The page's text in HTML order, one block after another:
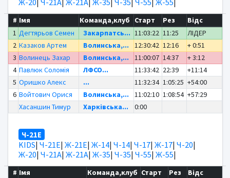
# Імя Команда,клуб Старт Рез
Відс
1 Дегтярьов Семен Закарпатсь... 11:03:22 11:25
ЛІДЕР
2 Казаков Артем Волинська,... 12:30:42 12:16
+ 0:51
3 Волинець Захар Волинська,... 11:00:07 14:37
+ 3:12
4 Павлюк Соломія ЛФСО... 11:33:42 22:39
+11:14
5 Оришко Алекс ... 11:32:34 1:05:25 +54:00
6 Войтович Орися Волинська,... 11:02:10 1:08:54 +57:29
Хасаншин Тимур
Харківська... 0:00
Ч-21Е
KIDS| Ч-21Е| Ж-21Е| Ж-14| Ч-14| Ч-17| Ж-17| Ч-20|
Ж-20| Ч-21А| Ж-21А| Ж-35| Ч-35| Ч-55| Ж-55|
# Імя Команда,клуб Старт Рез
Відс